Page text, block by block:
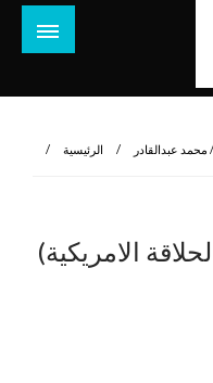
الرئيسية عبدالقادر
الامريكية)